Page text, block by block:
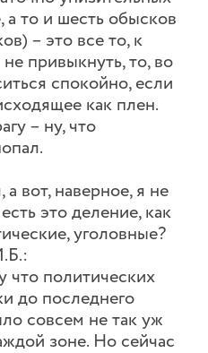
а то и шесть обысков
– это все то, к
привыкнуть, то, во
спокойно, если
как плен.
– ну, что
вот, наверное, я не
это деление, как
уголовные?
что политических
до последнего
совсем не так уж
зоне. Но сейчас